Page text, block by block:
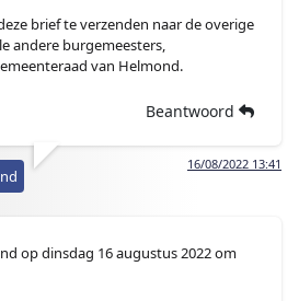
brief te verzenden naar de overige
andere burgemeesters,
van Helmond.
Beantwoord
16/08/2022 13:41
op dinsdag 16 augustus 2022 om